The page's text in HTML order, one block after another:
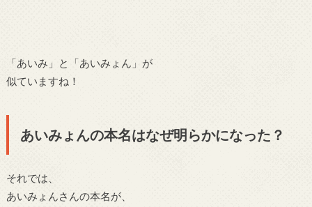
「あいみ」と「あいみょん」が
似ていますね！
あいみょんの本名はなぜ明らかになった？
それでは、
あいみょんさんの本名が、